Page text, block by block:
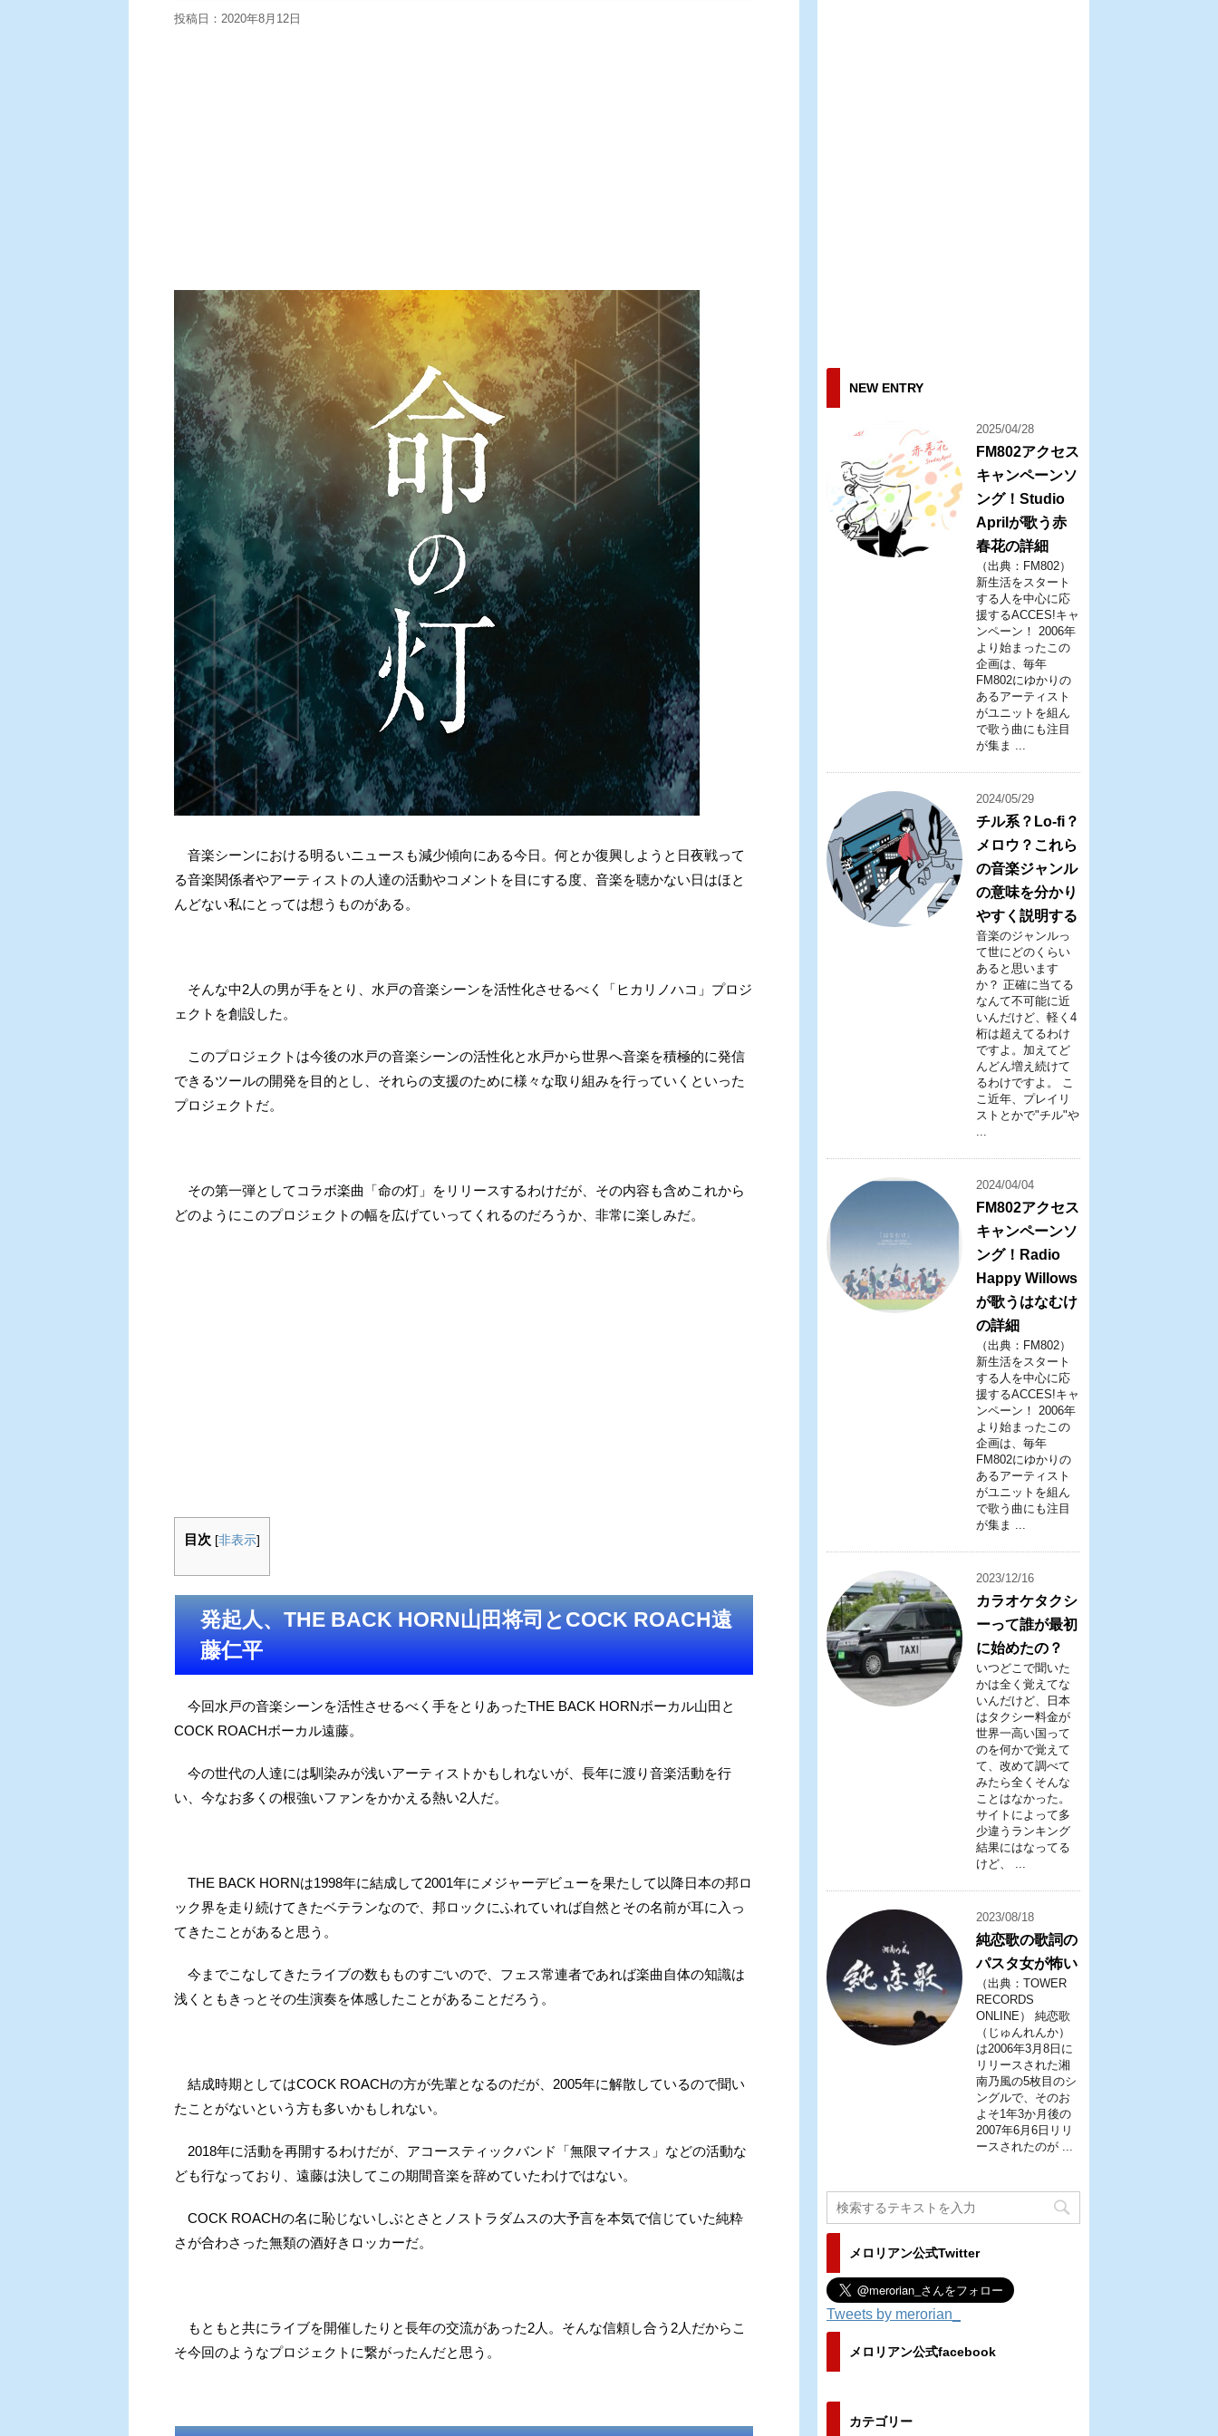
投稿日： 2020年8月12日
音楽シーンにおける明るいニュースも減少傾向にある今日。何とか復興しようと日夜戦って
る音楽関係者やアーティストの人達の活動やコメントを目にする度、音楽を聴かない日はほと
んどない私にとっては想うものがある。
そんな中2人の男が手をとり、水戸の音楽シーンを活性化させるべく「ヒカリノハコ」プロジ
ェクトを創設した。
このプロジェクトは今後の水戸の音楽シーンの活性化と水戸から世界へ音楽を積極的に発信
できるツールの開発を目的とし、それらの支援のために様々な取り組みを行っていくといった
プロジェクトだ。
その第一弾としてコラボ楽曲「命の灯」をリリースするわけだが、その内容も含めこれから
どのようにこのプロジェクトの幅を広げていってくれるのだろうか、非常に楽しみだ。
目次 [非表示]
発起人、THE BACK HORN山田将司とCOCK ROACH遠
藤仁平
今回水戸の音楽シーンを活性させるべく手をとりあったTHE BACK HORNボーカル山田と
COCK ROACHボーカル遠藤。
今の世代の人達には馴染みが浅いアーティストかもしれないが、長年に渡り音楽活動を行
い、今なお多くの根強いファンをかかえる熱い2人だ。
THE BACK HORNは1998年に結成して2001年にメジャーデビューを果たして以降日本の邦ロ
ック界を走り続けてきたベテランなので、邦ロックにふれていれば自然とその名前が耳に入っ
てきたことがあると思う。
今までこなしてきたライブの数もものすごいので、フェス常連者であれば楽曲自体の知識は
浅くともきっとその生演奏を体感したことがあることだろう。
結成時期としてはCOCK ROACHの方が先輩となるのだが、2005年に解散しているので聞い
たことがないという方も多いかもしれない。
2018年に活動を再開するわけだが、アコースティックバンド「無限マイナス」などの活動な
ども行なっており、遠藤は決してこの期間音楽を辞めていたわけではない。
COCK ROACHの名に恥じないしぶとさとノストラダムスの大予言を本気で信じていた純粋
さが合わさった無類の酒好きロッカーだ。
もともと共にライブを開催したりと長年の交流があった2人。そんな信頼し合う2人だからこ
そ今回のようなプロジェクトに繋がったんだと思う。
NEW ENTRY
2025/04/28
FM802アクセス
キャンペーンソ
ング！Studio
Aprilが歌う赤
春花の詳細
（出典：FM802）
新生活をスタート
する人を中心に応
援するACCES!キャ
ンペーン！ 2006年
より始まったこの
企画は、毎年
FM802にゆかりの
あるアーティスト
がユニットを組ん
で歌う曲にも注目
が集ま ...
2024/05/29
チル系？Lo-fi？
メロウ？これら
の音楽ジャンル
の意味を分かり
やすく説明する
音楽のジャンルっ
て世にどのくらい
あると思います
か？ 正確に当てる
なんて不可能に近
いんだけど、軽く4
桁は超えてるわけ
ですよ。加えてど
んどん増え続けて
るわけですよ。 こ
こ近年、プレイリ
ストとかで"チル"や
2024/04/04
FM802アクセス
キャンペーンソ
ング！Radio
Happy Willows
が歌うはなむけ
の詳細
（出典：FM802）
新生活をスタート
する人を中心に応
援するACCES!キャ
ンペーン！ 2006年
より始まったこの
企画は、毎年
FM802にゆかりの
あるアーティスト
がユニットを組ん
で歌う曲にも注目
が集ま ...
2023/12/16
カラオケタクシ
ーって誰が最初
に始めたの？
いつどこで聞いた
かは全く覚えてな
いんだけど、日本
はタクシー料金が
世界一高い国って
のを何かで覚えて
て、改めて調べて
みたら全くそんな
ことはなかった。
サイトによって多
少違うランキング
結果にはなってる
けど、 ...
2023/08/18
純恋歌の歌詞の
パスタ女が怖い
（出典：TOWER
RECORDS
ONLINE） 純恋歌
（じゅんれんか）
は2006年3月8日に
リリースされた湘
南乃風の5枚目のシ
ングルで、そのお
よそ1年3か月後の
2007年6月6日リリ
ースされたのが ...
メロリアン公式Twitter
Tweets by merorian_
メロリアン公式facebook
カテゴリー